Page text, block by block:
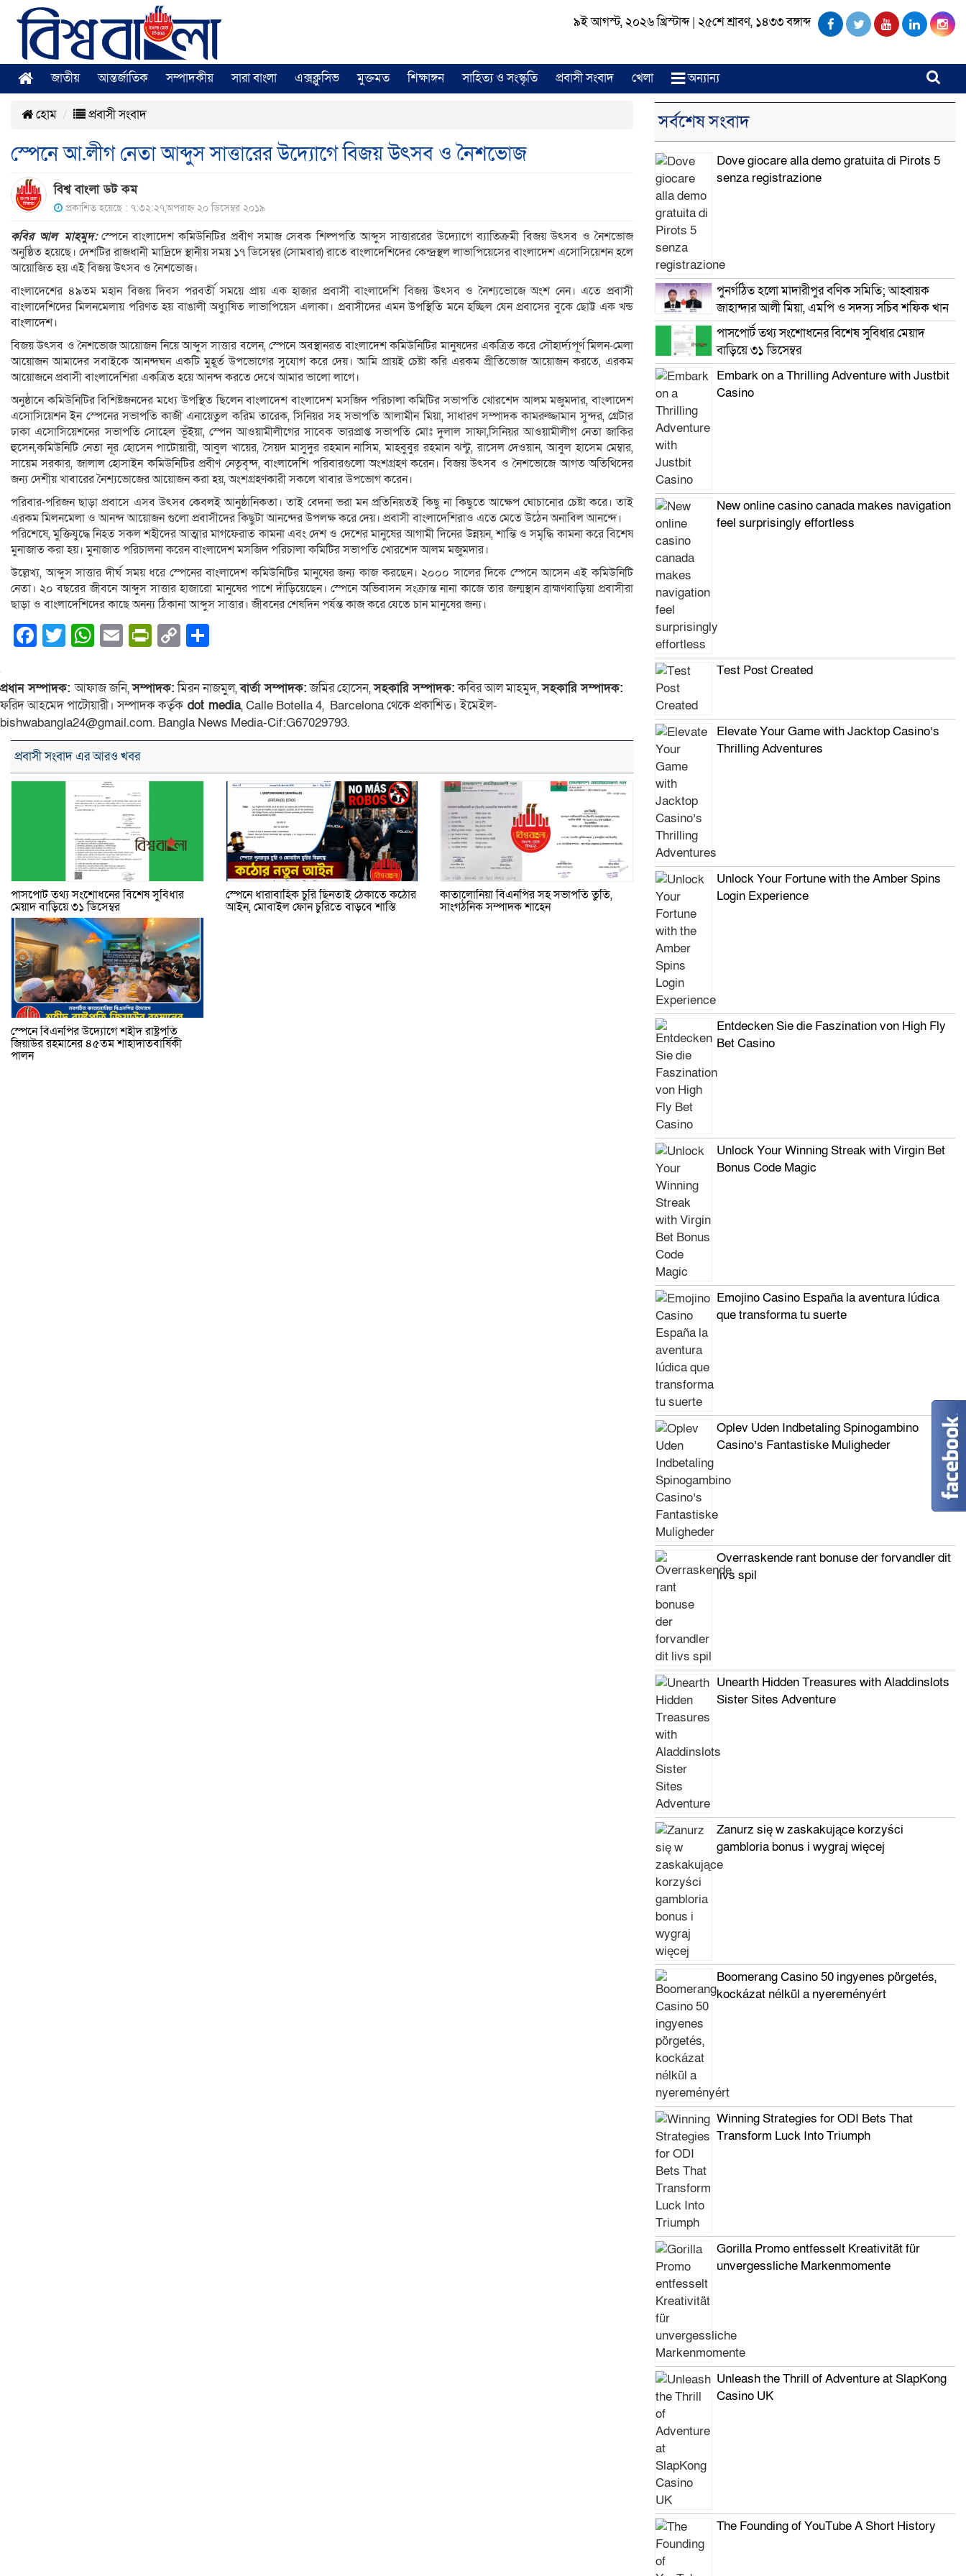
৯ই আগস্ট, ২০২৬ খ্রিস্টাব্দ| ২৫শে শ্রাবণ, ১৪৩৩ বঙ্গাব্দ
জাতীয় আন্তর্জাতিক সম্পাদকীয় সারা বাংলা এক্সক্লুসিভ মুক্তমত শিক্ষাঙ্গন সাহিত্য ও সংস্কৃতি প্রবাসী সংবাদ খেলা অন্যান্য
হোম প্রবাসী সংবাদ
স্পেনে আ.লীগ নেতা আব্দুস সাত্তারের উদ্যোগে বিজয় উৎসব ও নৈশভোজ
বিশ্ব বাংলা ডট কম
প্রকাশিত হয়েছে : ৭:৩২:২৭,অপরাহ্ন ২০ ডিসেম্বর ২০১৯
কবির আল মাহমুদ:স্পেনে বাংলাদেশ কমিউনিটির প্রবীণ সমাজ সেবক শিল্পপতি আব্দুস সাত্তাররের উদ্যোগে ব্যাতিক্রমী বিজয় উৎসব ও নৈশভোজ
অনুষ্ঠিত হয়েছে। দেশটির রাজধানী মাদ্রিদে স্থানীয় সময় ১৭ ডিসেম্বর (সোমবার) রাতে বাংলাদেশিদের কেন্দ্রস্থল লাভাপিয়েসের বাংলাদেশ এসোসিয়েশন হলে
আয়োজিত হয় এই বিজয় উৎসব ও নৈশভোজ।
বাংলাদেশের ৪৯তম মহান বিজয় দিবস পরবর্তী সময়ে প্রায় এক হাজার প্রবাসী বাংলাদেশি বিজয় উৎসব ও নৈশ্যভোজে অংশ নেন। এতে প্রবাসী
বাংলাদেশিদের মিলনমেলায় পরিণত হয় বাঙালী অধ্যুষিত লাভাপিয়েস এলাকা। প্রবাসীদের এমন উপস্থিতি মনে হচ্ছিল যেন প্রবাসের বুকে ছোট্ট এক খন্ড
বাংলাদেশ।
বিজয় উৎসব ও নৈশভোজ আয়োজন নিয়ে আব্দুস সাত্তার বলেন, স্পেনে অবস্থানরত বাংলাদেশ কমিউনিটির মানুষদের একত্রিত করে সৌহার্দ্যপূর্ণ মিলন-মেলা
আয়োজন আমাদের সবাইকে আনন্দঘন একটি মুহূর্ত উপভোগের সুযোগ করে দেয়। আমি প্রায়ই চেষ্টা করি এরকম প্রীতিভোজ আয়োজন করতে, এরকম
আয়োজনে প্রবাসী বাংলাদেশিরা একত্রিত হয়ে আনন্দ করতে দেখে আমার ভালো লাগে।
অনুষ্ঠানে কমিউনিটির বিশিষ্টজনদের মধ্যে উপস্থিত ছিলেন বাংলাদেশ বাংলাদেশ মসজিদ পরিচালা কমিটির সভাপতি খোরশেদ আলম মজুমদার, বাংলাদেশ
এসোসিয়েশন ইন স্পেনের সভাপতি কাজী এনায়েতুল করিম তারেক, সিনিয়র সহ সভাপতি আলামীন মিয়া, সাধারণ সম্পাদক কামরুজ্জামান সুন্দর, গ্রেটার
ঢাকা এসোসিয়েশনের সভাপতি সোহেল ভূঁইয়া, স্পেন আওয়ামীলীগের সাবেক ভারপ্রাপ্ত সভাপতি মোঃ দুলাল সাফা,সিনিয়র আওয়ামীলীগ নেতা জাকির
হুসেন,কমিউনিটি নেতা নূর হোসেন পাটোয়ারী, আবুল খায়ের, সৈয়দ মাসুদুর রহমান নাসিম, মাহবুবুর রহমান ঝন্টু, রাসেল দেওয়ান, আবুল হাসেম মেম্বার,
সায়েম সরকার, জালাল হোসাইন কমিউনিটির প্রবীণ নেতৃবৃন্দ, বাংলাদেশি পরিবারগুলো অংশগ্রহণ করেন। বিজয় উৎসব ও নৈশভোজে আগত অতিথিদের
জন্য দেশীয় খাবারের নৈশ্যভোজের আয়োজন করা হয়, অংশগ্রহণকারী সকলে খাবার উপভোগ করেন।
পরিবার-পরিজন ছাড়া প্রবাসে এসব উৎসব কেবলই আনুষ্ঠানিকতা। তাই বেদনা ভরা মন প্রতিনিয়তই কিছু না কিছুতে আক্ষেপ ঘোচানোর চেষ্টা করে। তাই
এরকম মিলনমেলা ও আনন্দ আয়োজন গুলো প্রবাসীদের কিছুটা আনন্দের উপলক্ষ করে দেয়। প্রবাসী বাংলাদেশিরাও এতে মেতে উঠেন অনাবিল আনন্দে।
পরিশেষে, মুক্তিযুদ্ধে নিহত সকল শহীদের আত্মার মাগফেরাত কামনা এবং দেশ ও দেশের মানুষের আগামী দিনের উন্নয়ন, শান্তি ও সমৃদ্ধি কামনা করে বিশেষ
মুনাজাত করা হয়। মুনাজাত পরিচালনা করেন বাংলাদেশ মসজিদ পরিচালা কমিটির সভাপতি খোরশেদ আলম মজুমদার।
উল্লেখ্য, আব্দুস সাত্তার দীর্ঘ সময় ধরে স্পেনের বাংলাদেশ কমিউনিটির মানুষের জন্য কাজ করছেন। ২০০০ সালের দিকে স্পেনে আসেন এই কমিউনিটি
নেতা। ২০ বছরের জীবনে আব্দুস সাত্তার হাজারো মানুষের পাশে দাঁড়িয়েছেন। স্পেনে অভিবাসন সংক্রান্ত নানা কাজে তার জন্মস্থান ব্রাহ্মণবাড়িয়া প্রবাসীরা
ছাড়া ও বাংলাদেশিদের কাছে অনন্য ঠিকানা আব্দুস সাত্তার। জীবনের শেষদিন পর্যন্ত কাজ করে যেতে চান মানুষের জন্য।
Facebook
Twitter
WhatsApp
EmailPrintFriendly
Copy
প্রধান সম্পাদক:আফাজ জনি,সম্পাদক:মিরন নাজমুল,বার্তা সম্পাদক:জমির হোসেন,সহকারি সম্পাদক:কবির আল মাহমুদ,সহকারি সম্পাদক:
ফরিদ আহমেদ পাটোয়ারী। সম্পাদক কর্তৃক dot media, Calle Botella 4, Barcelona থেকে প্রকাশিত। ইমেইল-
bishwabangla24@gmail.com. Bangla News Media-Cif:G67029793.
প্রবাসী সংবাদ এর আরও খবর
পাসপোর্ট তথ্য সংশোধনের বিশেষ সুবিধার
মেয়াদ বাড়িয়ে ৩১ ডিসেম্বর
স্পেনে ধারাবাহিক চুরি ছিনতাই ঠেকাতে কঠোর
আইন, মোবাইল ফোন চুরিতে বাড়বে শাস্তি
কাতালোনিয়া বিএনপির সহ সভাপতি তুতি,
সাংগঠনিক সম্পাদক শাহেন
স্পেনে বিএনপির উদ্যোগে শহীদ রাষ্ট্রপতি
জিয়াউর রহমানের ৪৫তম শাহাদাতবার্ষিকী
পালন
সর্বশেষ সংবাদ
Dove giocare alla demo gratuita di Pirots 5
senza registrazione
পুনর্গঠিত হলো মাদারীপুর বণিক সমিতি; আহ্বায়ক
জাহান্দার আলী মিয়া, এমপি ও সদস্য সচিব শফিক খান
পাসপোর্ট তথ্য সংশোধনের বিশেষ সুবিধার মেয়াদ
বাড়িয়ে ৩১ ডিসেম্বর
Embark on a Thrilling Adventure with Justbit
Casino
New online casino canada makes navigation
feel surprisingly effortless
Test Post Created
Elevate Your Game with Jacktop Casino’s
Thrilling Adventures
Unlock Your Fortune with the Amber Spins
Login Experience
Entdecken Sie die Faszination von High Fly
Bet Casino
Unlock Your Winning Streak with Virgin Bet
Bonus Code Magic
Emojino Casino España la aventura lúdica
que transforma tu suerte
Oplev Uden Indbetaling Spinogambino
Casino’s Fantastiske Muligheder
Overraskende rant bonuse der forvandler dit
livs spil
Unearth Hidden Treasures with Aladdinslots
Sister Sites Adventure
Zanurz się w zaskakujące korzyści
gambloria bonus i wygraj więcej
Boomerang Casino 50 ingyenes pörgetés,
kockázat nélkül a nyereményért
Winning Strategies for ODI Bets That
Transform Luck Into Triumph
Gorilla Promo entfesselt Kreativität für
unvergessliche Markenmomente
Unleash the Thrill of Adventure at SlapKong
Casino UK
The Founding of YouTube A Short History